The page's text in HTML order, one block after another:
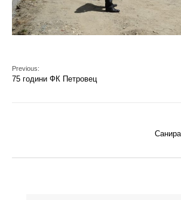
Previous:
75 години ФК Петровец